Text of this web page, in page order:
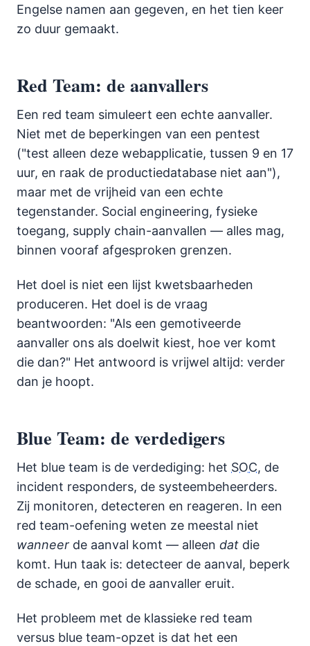
Engelse namen aan gegeven, en het tien keer
zo duur gemaakt.
Red Team: de aanvallers
Een red team simuleert een echte aanvaller.
Niet met de beperkingen van een pentest
("test alleen deze webapplicatie, tussen 9 en 17
uur, en raak de productiedatabase niet aan"),
maar met de vrijheid van een echte
tegenstander. Social engineering, fysieke
toegang, supply chain-aanvallen — alles mag,
binnen vooraf afgesproken grenzen.
Het doel is niet een lijst kwetsbaarheden
produceren. Het doel is de vraag
beantwoorden: "Als een gemotiveerde
aanvaller ons als doelwit kiest, hoe ver komt
die dan?" Het antwoord is vrijwel altijd: verder
dan je hoopt.
Blue Team: de verdedigers
Het blue team is de verdediging: het SOC, de
incident responders, de systeembeheerders.
Zij monitoren, detecteren en reageren. In een
red team-oefening weten ze meestal niet
wanneer de aanval komt — alleen dat die
komt. Hun taak is: detecteer de aanval, beperk
de schade, en gooi de aanvaller eruit.
Het probleem met de klassieke red team
versus blue team-opzet is dat het een